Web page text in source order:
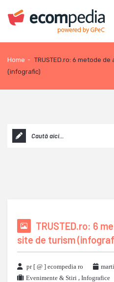
Home - TRUSTED.ro: 6 metode
(infografic)
TRUSTED.ro: 6
site de turism
pr [ @ ] ecompedia ro
Evenimente & Stiri , Infografice